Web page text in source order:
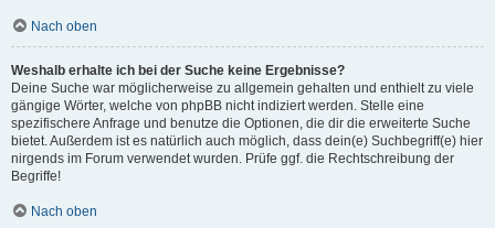
Nach oben
Weshalb erhalte ich bei der Suche keine Ergebnisse?
Deine Suche war möglicherweise zu allgemein gehalten und enthielt zu viele
gängige Wörter, welche von phpBB nicht indiziert werden. Stelle eine
spezifischere Anfrage und benutze die Optionen, die dir die erweiterte Suche
bietet. Außerdem ist es natürlich auch möglich, dass dein(e) Suchbegriff(e) hier
nirgends im Forum verwendet wurden. Prüfe ggf. die Rechtschreibung der
Begriffe!
Nach oben